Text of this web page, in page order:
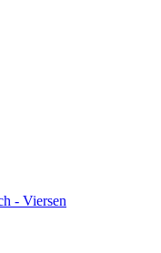
- Viersen